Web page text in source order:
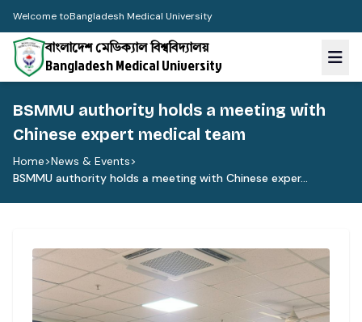
Welcome toBangladesh Medical University
বাংলাদেশ মেডিক্যাল বিশ্ববিদ্যালয়
Bangladesh Medical University
BSMMU authority holds a meeting with
Chinese expert medical team
Home>News & Events>
BSMMU authority holds a meeting with Chinese exper...